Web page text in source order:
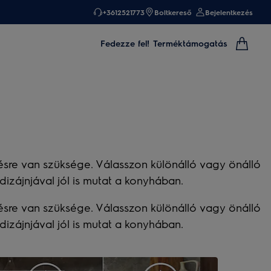
+3612521773 Boltkereső Bejelentkezés
Fedezze fel! Terméktámogatás
van szüksége. Válasszon különálló vagy önálló
jól is mutat a konyhában.
van szüksége. Válasszon különálló vagy önálló
jól is mutat a konyhában.